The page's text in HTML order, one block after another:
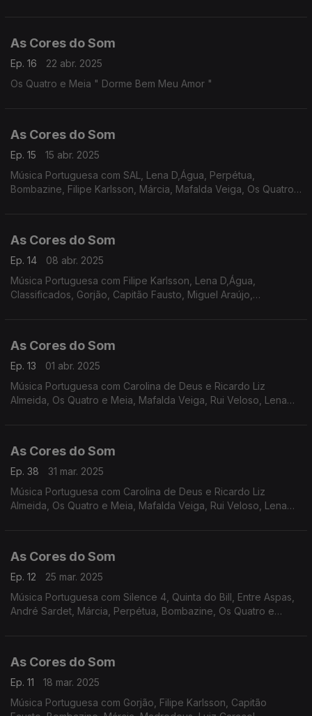
As Cores do Som
Ep. 16
22 abr. 2025
Os Quatro e Meia " Dorme Bem Meu Amor "
As Cores do Som
Ep. 15
15 abr. 2025
Música Portuguesa com SAL, Lena D,Água, Perpétua,
Bombazine, Filipe Karlsson, Márcia, Mafalda Veiga, Os Quatro
As Cores do Som
Ep. 14
08 abr. 2025
Música Portuguesa com Filipe Karlsson, Lena D,Água,
Classificados, Gorjão, Capitão Fausto, Miguel Araújo,
As Cores do Som
Ep. 13
01 abr. 2025
Música Portuguesa com Carolina de Deus e Ricardo Liz
Almeida, Os Quatro e Meia, Mafalda Veiga, Rui Veloso, Lena
As Cores do Som
Ep. 38
31 mar. 2025
Música Portuguesa com Carolina de Deus e Ricardo Liz
Almeida, Os Quatro e Meia, Mafalda Veiga, Rui Veloso, Lena
As Cores do Som
Ep. 12
25 mar. 2025
Música Portuguesa com Silence 4, Quinta do Bill, Entre Aspas,
André Sardet, Márcia, Perpétua, Bombazine, Os Quatro e
As Cores do Som
Ep. 11
18 mar. 2025
Música Portuguesa com Gorjão, Filipe Karlsson, Capitão